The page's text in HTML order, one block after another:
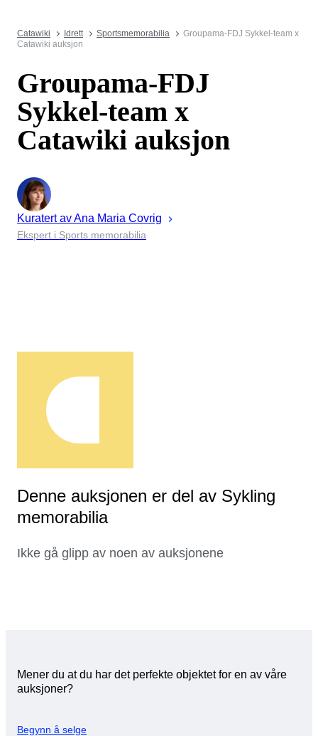
Catawiki Idrett Sportsmemorabilia
Groupama-FDJ Sykkel-team x
Catawiki auksjon
Groupama-FDJ
Sykkel-team x
Catawiki auksjon
Kuratert avAna Maria Covrig
Ekspert i Sports memorabilia
Denne auksjonen er del av Sykling
memorabilia
Ikke gå glipp av noen av auksjonene
Mener du at du har det perfekte objektet for en av våre
auksjoner?
Begynn å selge